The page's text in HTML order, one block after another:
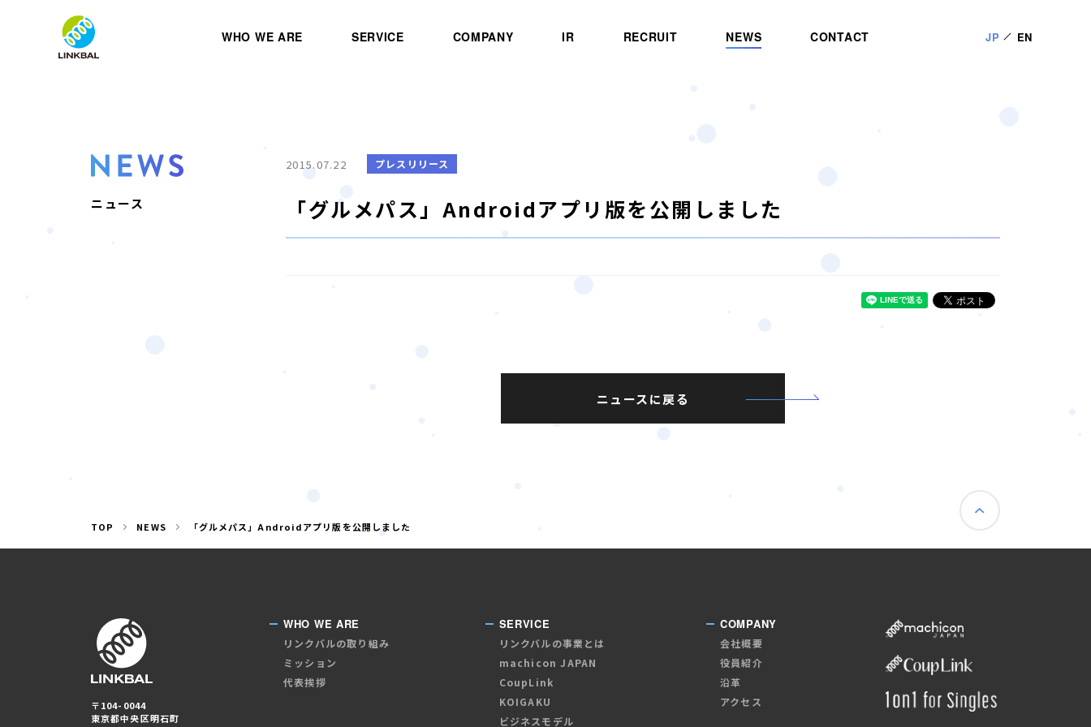
WHO WE ARE SERVICE COMPANY IR RECRUIT NEWS CONTACT JP EN
ニュース
2015.07.22 プレスリリース
「グルメパス」Androidアプリ版を公開しました
ニュースに戻る
TOP NEWS 「グルメパス」Androidアプリ版を公開しました
〒104-0044
東京都中央区明石町
WHO WE ARE
リンクバルの取り組み
ミッション
代表挨拶
SERVICE
リンクバルの事業とは
machicon JAPAN
CoupLink
KOIGAKU
ビジネスモデル
COMPANY
会社概要
役員紹介
沿革
アクセス